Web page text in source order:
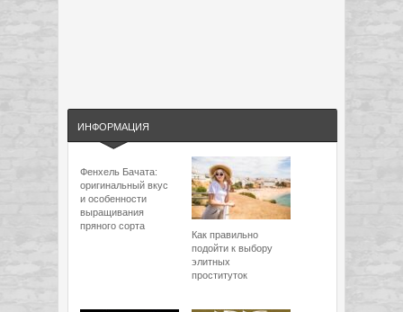
ИНФОРМАЦИЯ
Фенхель Бачата:
оригинальный вкус
и особенности
выращивания
пряного сорта
Как правильно
подойти к выбору
элитных
проституток